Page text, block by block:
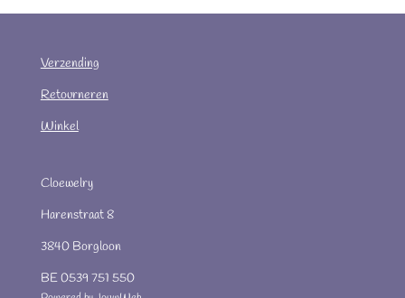
Verzending
Retourneren
Winkel
Cloewelry
Harenstraat 8
3840 Borgloon
BE 0539 751 550